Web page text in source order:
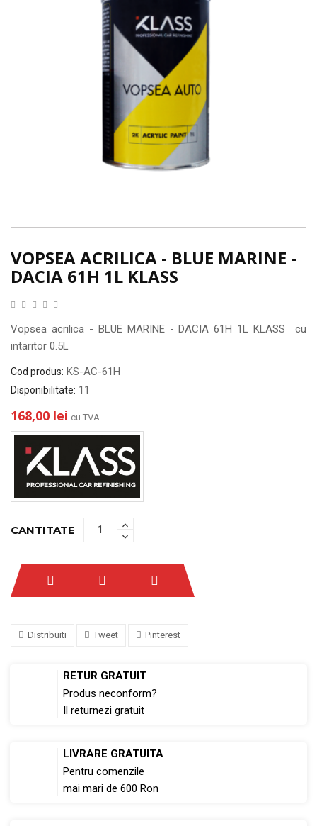
VOPSEA ACRILICA - BLUE MARINE -
DACIA 61H 1L KLASS
Vopsea acrilica - BLUE MARINE - DACIA 61H 1L KLASS cu
intaritor 0.5L
Cod produs: KS-AC-61H
Disponibilitate: 11
168,00 lei cu TVA
CANTITATE
Distribuiti Tweet Pinterest
RETUR GRATUIT
Produs neconform?
Il returnezi gratuit
LIVRARE GRATUITA
Pentru comenzile
mai mari de 600 Ron